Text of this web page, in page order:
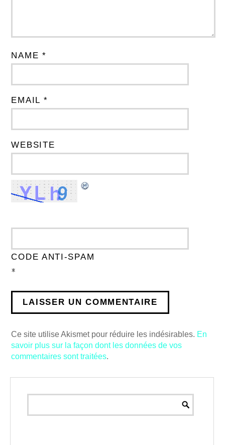
NAME *
EMAIL *
WEBSITE
CODE ANTI-SPAM
*
Ce site utilise Akismet pour réduire les indésirables. En
savoir plus sur la façon dont les données de vos
commentaires sont traitées.